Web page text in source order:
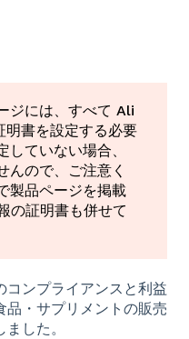
ジには、すべて Ali
書を設定する必要
ていない場合、
んので、ご注意く
製品ページを掲載
の証明書も併せて
ンプライアンスと利益
品・サプリメントの販売
した。